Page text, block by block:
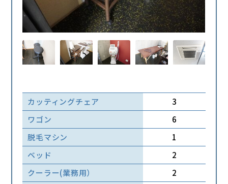
カッティングチェア
3
ワゴン
6
脱毛マシン
1
ベッド
2
クーラー(業務用）
2